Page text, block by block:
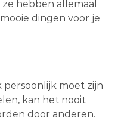
hebben allemaal
dingen voor je
moet zijn
kan het nooit
door anderen.